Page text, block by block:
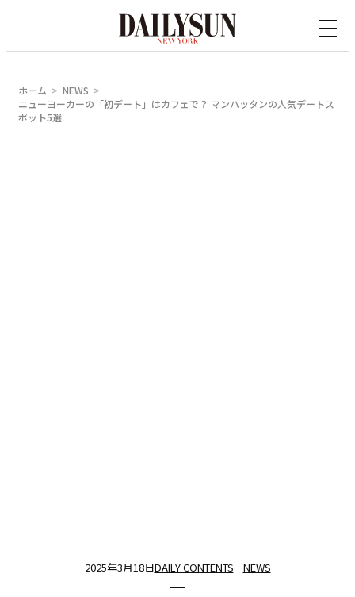
ホーム
NEWS
ニューヨーカーの「初デート」はカフェで？ マンハッタンの人気デートス
ポット5選
2025年3月18日DAILY CONTENTS NEWS